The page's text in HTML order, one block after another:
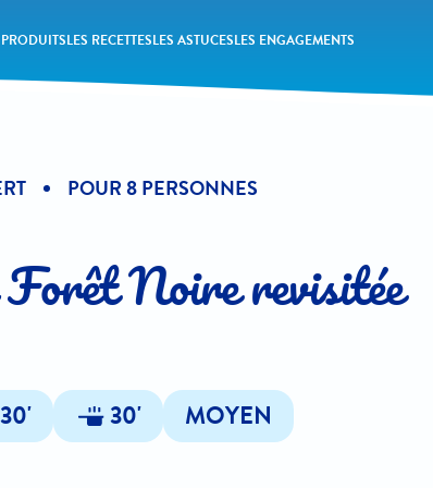
LES RECETTESLES ASTUCESLES ENGAGEMENTS
POUR 8 PERSONNES
Noire revisitée
30' 30' MOYEN